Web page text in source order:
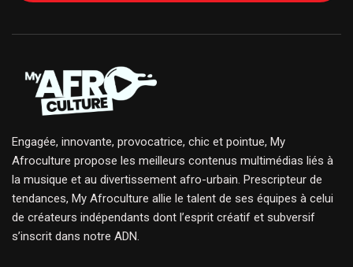
Engagée, innovante, provocatrice, chic et pointue, My
Afroculture propose les meilleurs contenus multimédias liés à
la musique et au divertissement afro-urbain. Prescripteur de
tendances, My Afroculture allie le talent de ses équipes à celui
de créateurs indépendants dont l’esprit créatif et subversif
s’inscrit dans notre ADN.